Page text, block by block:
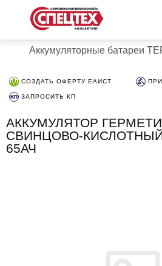
Аккумуляторные батареи
СОЗДАТЬ ОФЕРТУ ЕАИСТ
ЗАПРОСИТЬ КП
АККУМУЛЯТОР
СВИНЦОВО-КИСЛОТНЫЙ
65АЧ